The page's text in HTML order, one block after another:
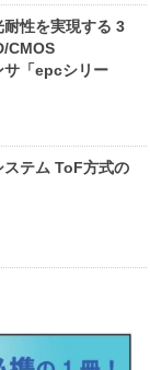
性を実現する 3
CMOS
サ「epcシリー
ステム ToF方式の